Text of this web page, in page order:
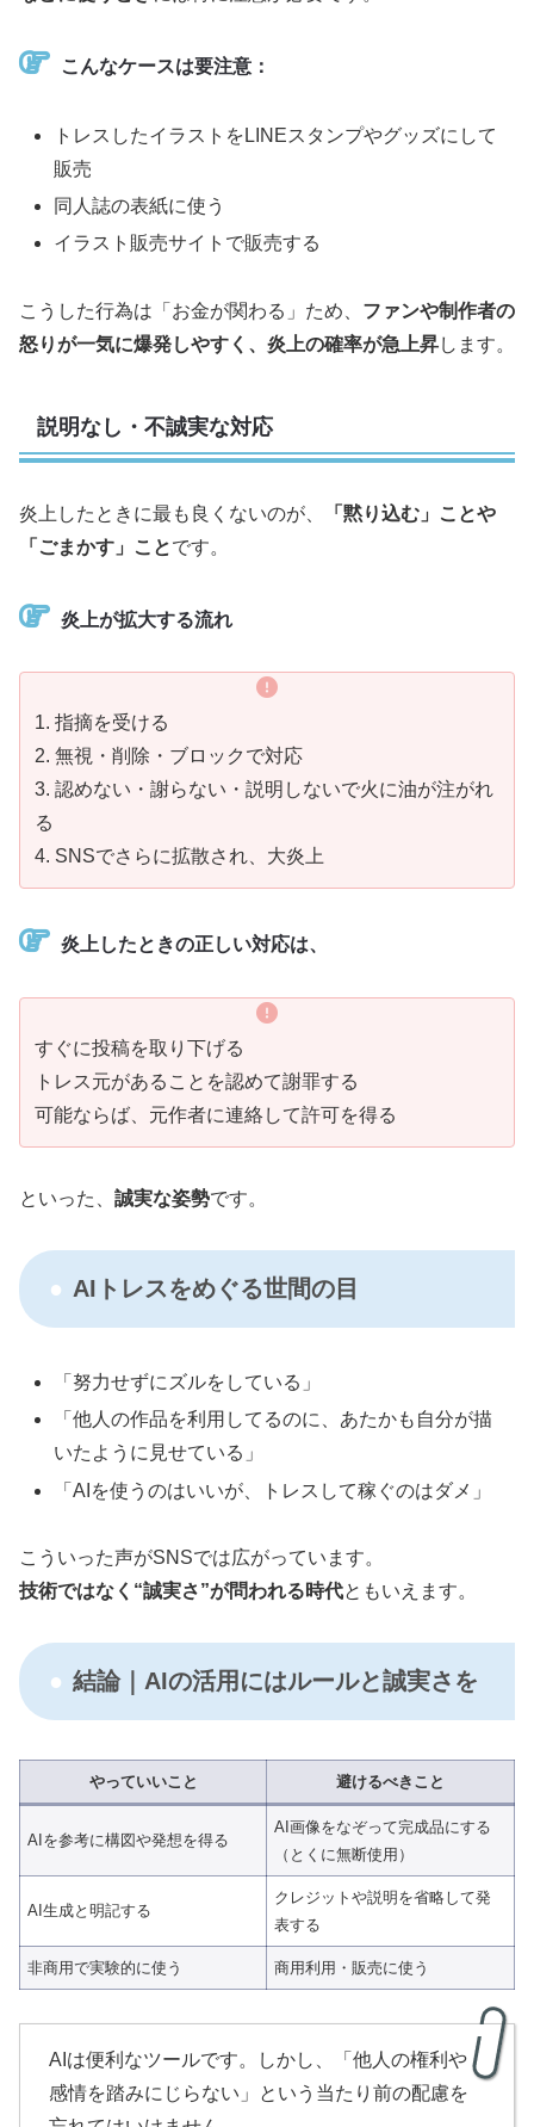
こんなケースは要注意：
トレスしたイラストをLINEスタンプやグッズにして
販売
同人誌の表紙に使う
イラスト販売サイトで販売する
こうした行為は「お金が関わる」ため、 ファンや制作者の
怒りが一気に爆発しやすく、炎上の確率が急上昇します。
説明なし・不誠実な対応
炎上したときに最も良くないのが、
「黙り込む」ことや
「ごまかす」ことです。
炎上が拡大する流れ
1. 指摘を受ける
2. 無視・削除・ブロックで対応
3. 認めない・謝らない・説明しないで火に油が注がれ
る
4. SNSでさらに拡散され、大炎上
炎上したときの正しい対応は、
すぐに投稿を取り下げる
トレス元があることを認めて謝罪する
可能ならば、元作者に連絡して許可を得る
といった、 誠実な姿勢です。
AIトレスをめぐる世間の目
「努力せずにズルをしている」
「他人の作品を利用してるのに、あたかも自分が描
いたように見せている」
「AIを使うのはいいが、トレスして稼ぐのはダメ」
こういった声がSNSでは広がっています。
技術ではなく“誠実さ”が問われる時代ともいえます。
結論｜AIの活用にはルールと誠実さを
やっていいこと 避けるべきこと
AIを参考に構図や発想を得る
AI画像をなぞって完成品にする
（とくに無断使用）
AI生成と明記する
クレジットや説明を省略して発
表する
非商用で実験的に使う 商用利用・販売に使う
AIは便利なツールです。しかし、「他人の権利や
感情を踏みにじらない」という当たり前の配慮を